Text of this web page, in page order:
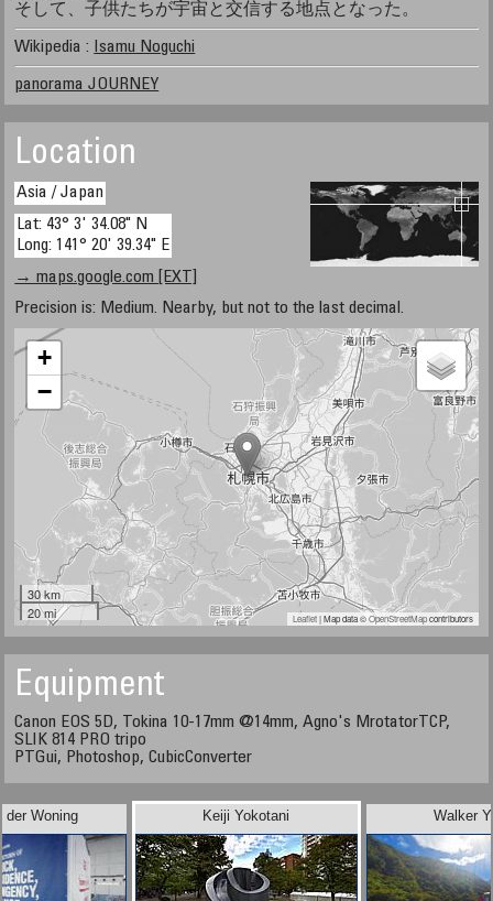
そして、子供たちが宇宙と交信する地点となった。
Wikipedia : Isamu Noguchi
panorama JOURNEY
Location
Asia / Japan
Lat: 43° 3' 34.08" N
Long: 141° 20' 39.34" E
→ maps.google.com [EXT]
Precision is: Medium. Nearby, but not to the last decimal.
+
−
30 km
20 mi
Leaflet| Map data ©OpenStreetMapcontributors
Equipment
Canon EOS 5D, Tokina 10-17mm @14mm, Agno's MrotatorTCP,
SLIK 814 PRO tripo
PTGui, Photoshop, CubicConverter
der Woning Walker
Keiji Yokotani